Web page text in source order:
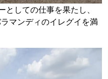
しての仕事を果たし、
マンディのイレグイを満